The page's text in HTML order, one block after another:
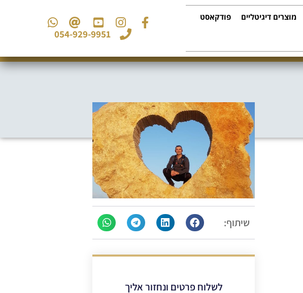
מוצרים דיגיטליים פודקאסט
054-929-9951
שיתוף:
לשלוח פרטים ונחזור אליך